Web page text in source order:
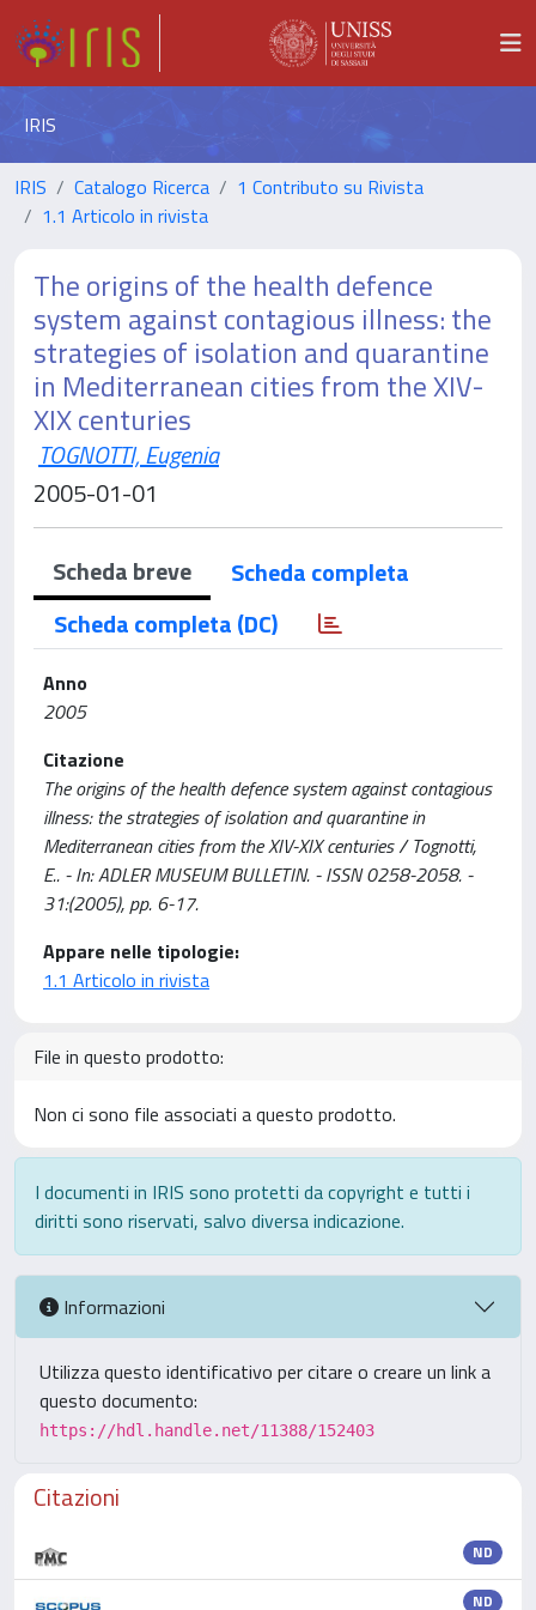
IRIS
IRIS Catalogo Ricerca
1 Contributo su Rivista
1.1 Articolo in rivista
The origins of the health defence
system against contagious illness: the
strategies of isolation and quarantine
in Mediterranean cities from the XIV-
XIX centuries
TOGNOTTI, Eugenia
2005-01-01
Scheda breve
Scheda completa
Scheda completa (DC)
Anno
2005
Citazione
The origins of the health defence system against contagious
illness: the strategies of isolation and quarantine in
Mediterranean cities from the XIV-XIX centuries / Tognotti,
E.. - In: ADLER MUSEUM BULLETIN. - ISSN 0258-2058. -
31:(2005), pp. 6-17.
Appare nelle tipologie:
1.1 Articolo in rivista
File in questo prodotto:
Non ci sono file associati a questo prodotto.
I documenti in IRIS sono protetti da copyright e tutti i
diritti sono riservati, salvo diversa indicazione.
Informazioni
Utilizza questo identificativo per citare o creare un link a
questo documento:
https://hdl.handle.net/11388/152403
Citazioni
ND
ND